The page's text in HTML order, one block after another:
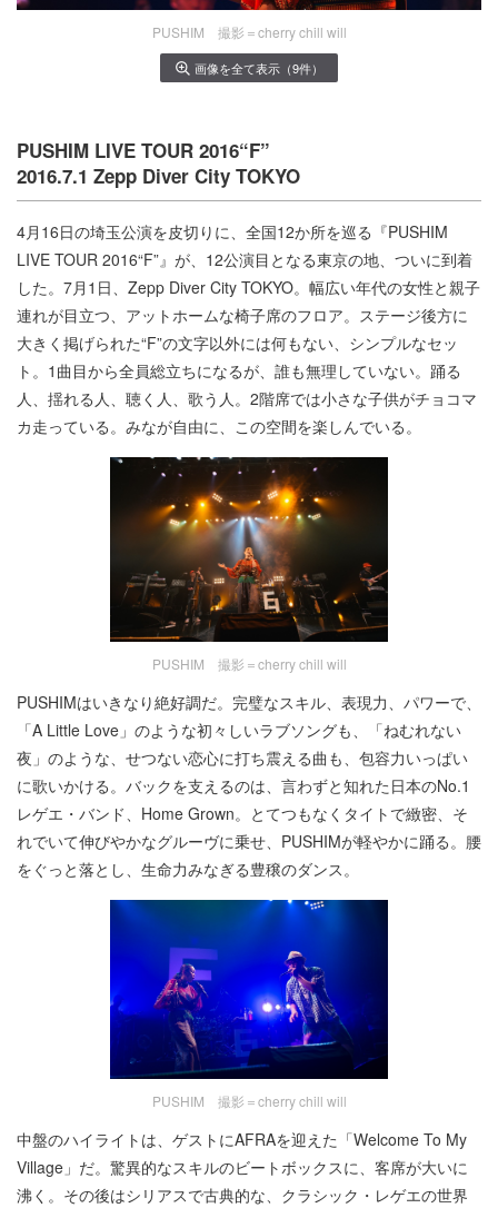
PUSHIM 撮影＝cherry chill will
画像を全て表示（9件）
PUSHIM LIVE TOUR 2016“F”
2016.7.1 Zepp Diver City TOKYO
4月16日の埼玉公演を皮切りに、全国12か所を巡る『PUSHIM
LIVE TOUR 2016“F”』が、12公演目となる東京の地、ついに到着
した。7月1日、Zepp Diver City TOKYO。幅広い年代の女性と親子
連れが目立つ、アットホームな椅子席のフロア。ステージ後方に
大きく掲げられた“F”の文字以外には何もない、シンプルなセッ
ト。1曲目から全員総立ちになるが、誰も無理していない。踊る
人、揺れる人、聴く人、歌う人。2階席では小さな子供がチョコマ
カ走っている。みなが自由に、この空間を楽しんでいる。
PUSHIM 撮影＝cherry chill will
PUSHIMはいきなり絶好調だ。完璧なスキル、表現力、パワーで、
「A Little Love」のような初々しいラブソングも、「ねむれない
夜」のような、せつない恋心に打ち震える曲も、包容力いっぱい
に歌いかける。バックを支えるのは、言わずと知れた日本のNo.1
レゲエ・バンド、Home Grown。とてつもなくタイトで緻密、そ
れでいて伸びやかなグルーヴに乗せ、PUSHIMが軽やかに踊る。腰
をぐっと落とし、生命力みなぎる豊穣のダンス。
PUSHIM 撮影＝cherry chill will
中盤のハイライトは、ゲストにAFRAを迎えた「Welcome To My
Village」だ。驚異的なスキルのビートボックスに、客席が大いに
沸く。その後はシリアスで古典的な、クラシック・レゲエの世界